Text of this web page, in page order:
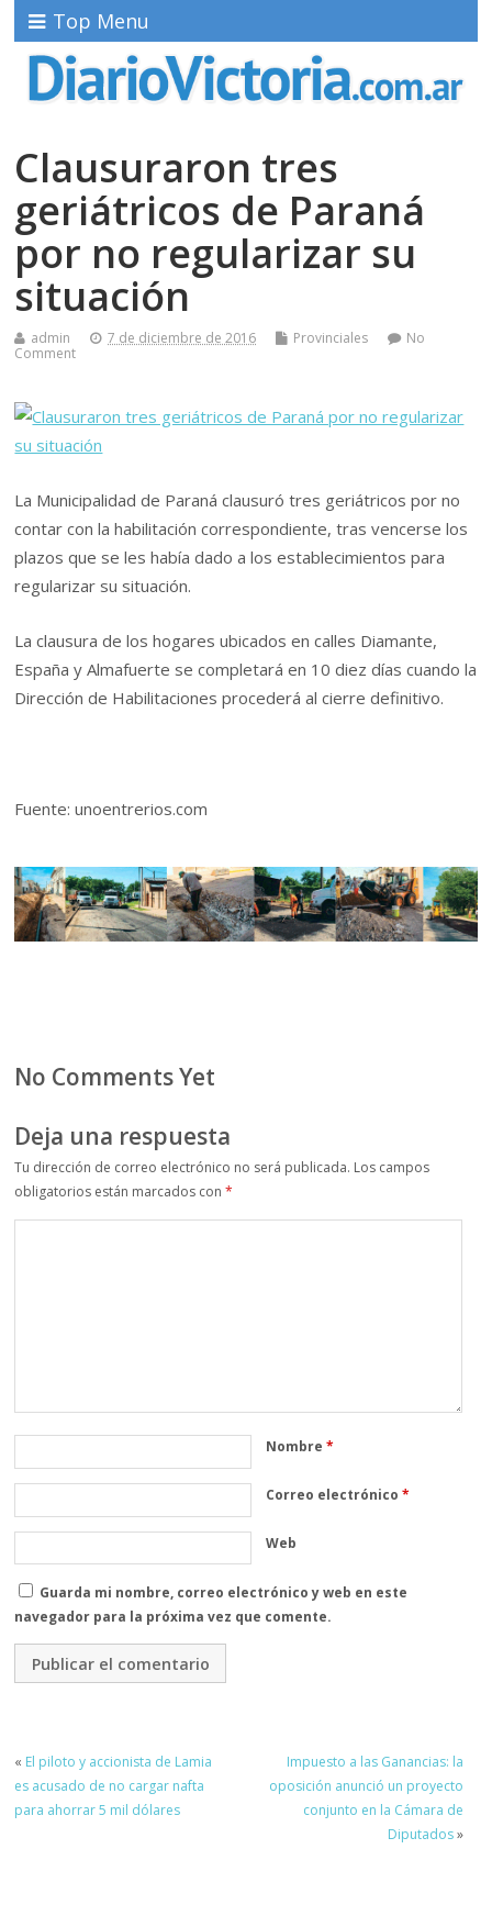
Top Menu
Clausuraron tres
geriátricos de Paraná
por no regularizar su
situación
admin 7 de diciembre de 2016 Provinciales
No
Comment
La Municipalidad de Paraná clausuró tres geriátricos por no
contar con la habilitación correspondiente, tras vencerse los
plazos que se les había dado a los establecimientos para
regularizar su situación.
La clausura de los hogares ubicados en calles Diamante,
España y Almafuerte se completará en 10 diez días cuando la
Dirección de Habilitaciones procederá al cierre definitivo.
Fuente: unoentrerios.com
No Comments Yet
Deja una respuesta
Tu dirección de correo electrónico no será publicada. Los campos
obligatorios están marcados con*
Nombre*
Correo electrónico*
Web
Guarda mi nombre, correo electrónico y web en este
navegador para la próxima vez que comente.
« El piloto y accionista de Lamia
es acusado de no cargar nafta
para ahorrar 5 mil dólares
Impuesto a las Ganancias: la
oposición anunció un proyecto
conjunto en la Cámara de
Diputados»